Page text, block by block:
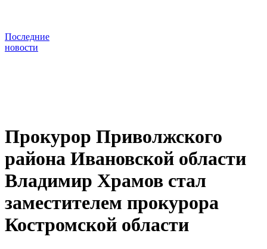
Последние
новости
Прокурор Приволжского
района Ивановской области
Владимир Храмов стал
заместителем прокурора
Костромской области